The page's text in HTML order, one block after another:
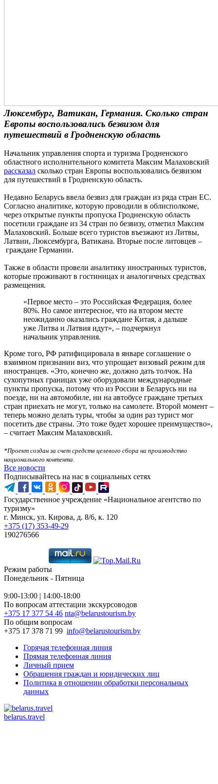
Люксембург, Ватикан, Германия. Сколько стран
Европы воспользовались безвизом для
путешествий в Гродненскую область
Начальник управления спорта и туризма Гродненского
областного исполнительного комитета Максим Малаховский
рассказал сколько стран Европы воспользовались безвизом
для путешествий в Гродненскую область.
Недавно Беларусь ввела безвиз для граждан из ряда стран ЕС.
Согласно аналитике, которую проводили в облисполкоме,
через открытые пункты пропуска Гродненскую область
посетили граждане из 34 стран по безвизу, отметил Максим
Малаховский. Больше всего туристов въезжают из Литвы,
Латвии, Люксембурга, Ватикана. Вторые после литовцев –
граждане Германии.
Также в области провели аналитику иностранных туристов,
которые проживают в гостиницах и аналогичных средствах
размещения.
«Первое место – это Российская Федерация, более
80%. Но самое интересное, что на втором месте
неожиданно оказались граждане Китая, а дальше
уже Литва и Латвия идут», – подчеркнул
начальник управления.
Кроме того, РФ ратифицировала в январе соглашение о
взаимном признании виз, что упрощает визовый режим для
иностранцев. «Это, конечно же, должно дать толчок. На
сухопутных границах уже оборудовали международные
пункты пропуска, потому что из России в Беларусь ни на
поезде, ни на автомобиле, ни на автобусе граждане третьих
стран приехать не могут, только на самолете. Второй момент –
теперь можно делать туры, чтобы за один раз турист мог
посетить две страны. Это тоже будет хорошее преимущество»,
– считает Максим Малаховский.
*Проект создан за счет средств целевого сбора на производство
национального контента.
Все новости
Подписывайтесь на нас в социальных сетях
Государственное учреждение «Национальное агентство по
туризму»
г. Минск, ул. Кирова, д. 8/6, к. 120
+375 (17) 353-49-29
190276566
Режим работы
Понедельник - Пятница
9:00-13:00 | 14:00-18:00
По вопросам аттестации экскурсоводов
+375 17 377 54 46 nta@belarustourism.by
По общим вопросам
+375 17 378 71 99 info@belarustourism.by
Горячая телефонная линия
Прямая телефонная линия
Личный прием
Обращения граждан и юридических лиц
Политика в отношении обработки персональных
данных
belarus.travel